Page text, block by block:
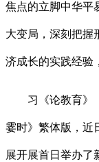
焦点的立脚中华平
大变局，深刻把握
济成长的实践经验
习《论教育》《
霎时》繁体版，近
展开展首日举办了